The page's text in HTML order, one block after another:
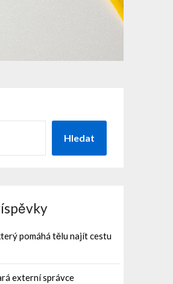
Hledat
pomáhá tělu najít cestu
externí správce